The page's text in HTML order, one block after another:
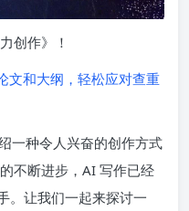
创作》！
文和大纲，轻松应对查重
一种令人兴奋的创作方式
不断进步，AI 写作已经
。让我们一起来探讨一